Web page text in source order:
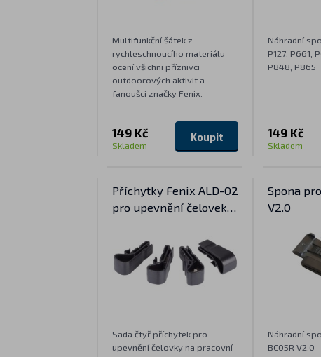
Multifunkční šátek z
rychleschnoucího materiálu
ocení všichni příznivci
outdoorových aktivit a
fanoušci značky Fenix.
149 Kč
Skladem
Koupit
Náhradní
P127, P661,
P848, P865
149 Kč
Skladem
Příchytky Fenix ALD-02
pro upevnění čelovek
Sada čtyř příchytek pro
upevnění čelovky na pracovní
Spona
V2.0
Náhradní
BC05R V2.0